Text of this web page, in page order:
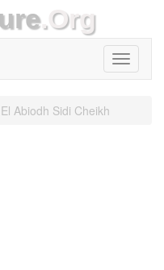
.Org
Toggle
El Abiodh Sidi Cheikh